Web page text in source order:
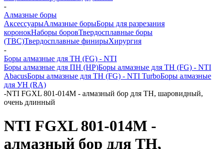
-
Алмазные боры
АксессуарыАлмазные борыБоры для разрезания
коронокНаборы боровТвердосплавные боры
(ТВС)Твердосплавные финирыХирургия
-
Боры алмазные для ТН (FG) - NTI
Боры алмазные для ПН (HP)Боры алмазные для ТН (FG) - NTI
AbacusБоры алмазные для ТН (FG) - NTI TurboБоры алмазные
для УН (RA)
-NTI FGXL 801-014M - алмазный бор для ТН, шаровидный,
очень длинный
NTI FGXL 801-014M -
алмазный бор для ТН,